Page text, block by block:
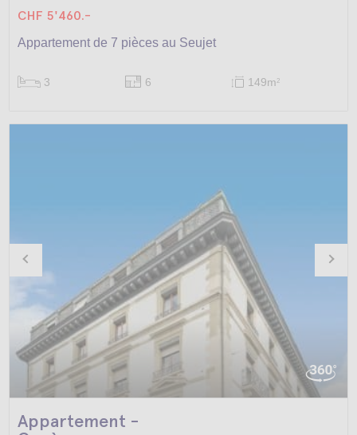
CHF 5'460.-
Appartement de 7 pièces au Seujet
3 6 149m2
Appartement -